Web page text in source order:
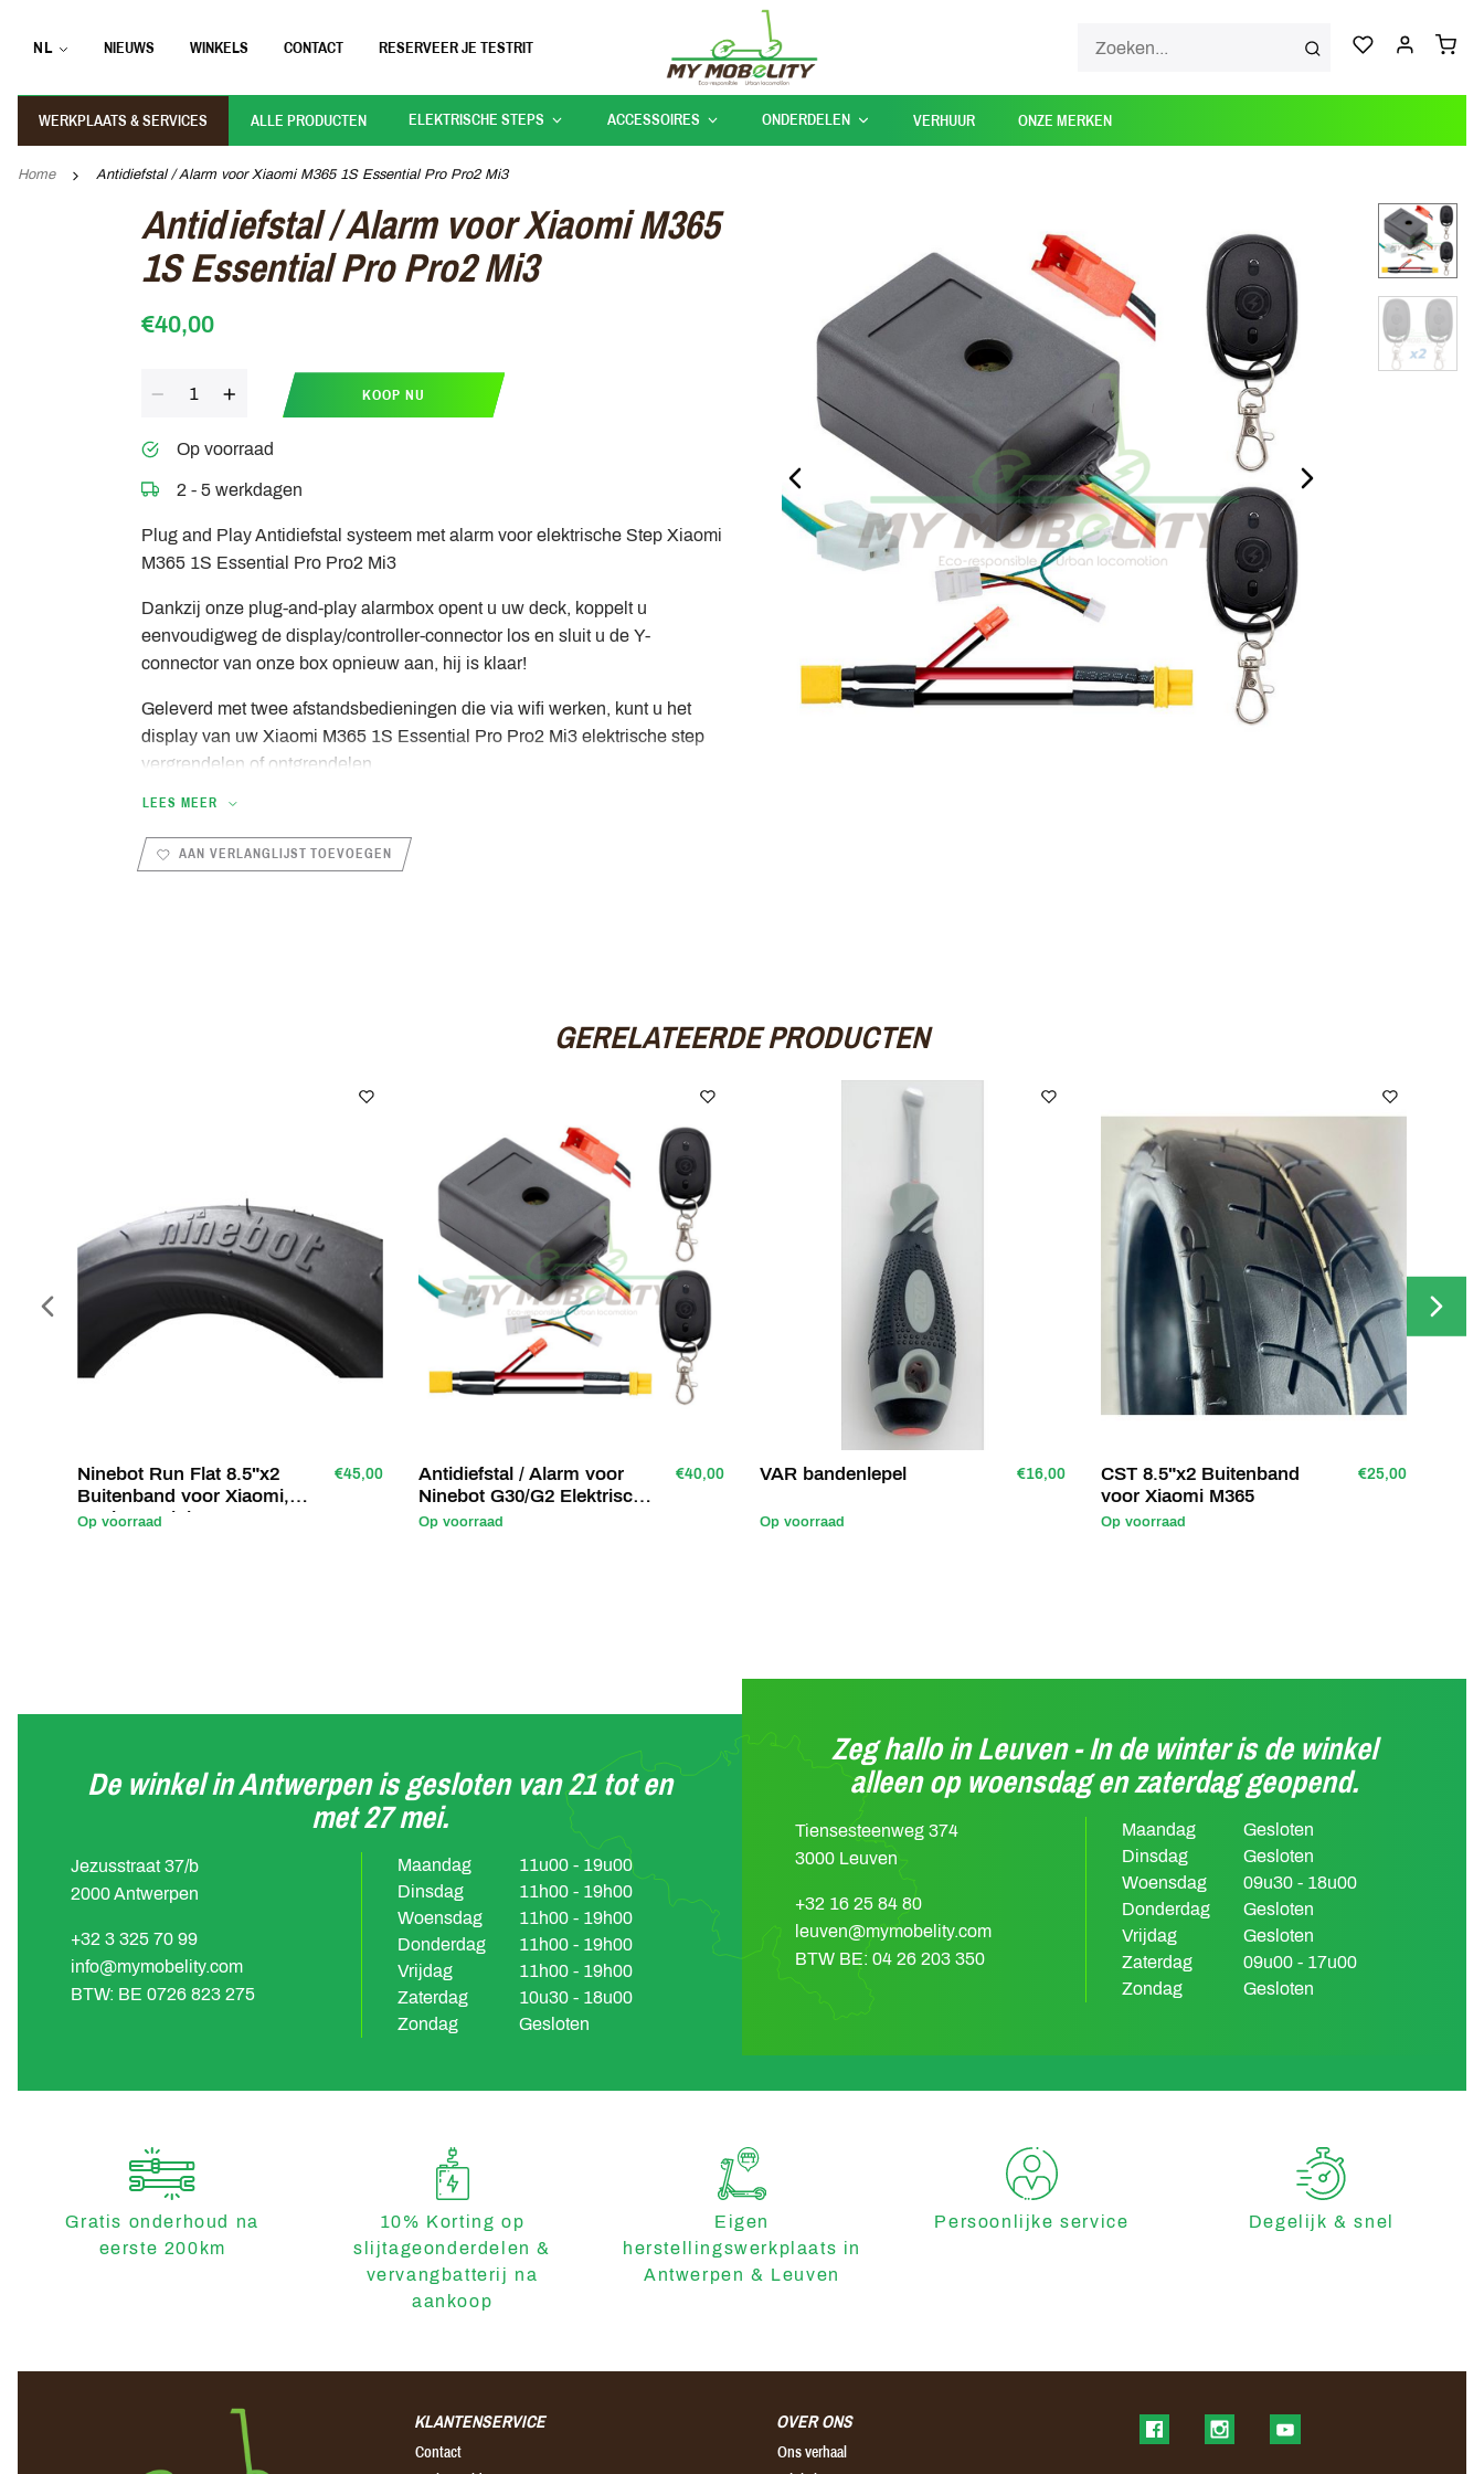
NL NIEUWS WINKELS CONTACT RESERVEER JE TESTRIT
WERKPLAATS & SERVICES ALLE PRODUCTEN ELEKTRISCHE STEPS ACCESSOIRES ONDERDELEN VERHUUR ONZE MERKEN
Home Antidiefstal / Alarm voor Xiaomi M365 1S Essential Pro Pro2 Mi3
Antidiefstal / Alarm voor Xiaomi M365
1S Essential Pro Pro2 Mi3
€40,00
KOOP NU
Op voorraad
2 - 5 werkdagen
Plug and Play Antidiefstal systeem met alarm voor elektrische Step Xiaomi
M365 1S Essential Pro Pro2 Mi3
Dankzij onze plug-and-play alarmbox opent u uw deck, koppelt u
eenvoudigweg de display/controller-connector los en sluit u de Y-
connector van onze box opnieuw aan, hij is klaar!
Geleverd met twee afstandsbedieningen die via wifi werken, kunt u het
display van uw Xiaomi M365 1S Essential Pro Pro2 Mi3 elektrische step
vergrendelen of ontgrendelen
Parkeer uw elektrische step veilig, niemand kan het scherm aanzetten! Dit
antidiefstalsysteem is tevens voorzien van een bewegingsdetectiesensor
die een alarm activeert zodra uw Xiaomi wordt verplaatst.
LEES MEER
AAN VERLANGLIJST TOEVOEGEN
PREVIOUS_SLIDE NEXT_SLIDE
GERELATEERDE PRODUCTEN
Ninebot Run Flat 8.5"x2
Buitenband voor Xiaomi,
Dualtron Mini...
€45,00
Op voorraad
Antidiefstal / Alarm voor
Ninebot G30/G2 Elektrische
step
€40,00
Op voorraad
VAR bandenlepel €16,00
Op voorraad
CST 8.5"x2 Buitenband
voor Xiaomi M365
€25,00
Op voorraad
De winkel in Antwerpen is gesloten van 21 tot en
met 27 mei.
Jezusstraat 37/b
2000 Antwerpen
+32 3 325 70 99
info@mymobelity.com
BTW: BE 0726 823 275
Maandag
11u00 - 19u00
Dinsdag
11h00 - 19h00
Woensdag
11h00 - 19h00
Donderdag
11h00 - 19h00
Vrijdag
11h00 - 19h00
Zaterdag
10u30 - 18u00
Zondag
Gesloten
Zeg hallo in Leuven - In de winter is de winkel
alleen op woensdag en zaterdag geopend.
Tiensesteenweg 374
3000 Leuven
+32 16 25 84 80
leuven@mymobelity.com
BTW BE: 04 26 203 350
Maandag
Gesloten
Dinsdag
Gesloten
Woensdag
09u30 - 18u00
Donderdag
Gesloten
Vrijdag
Gesloten
Zaterdag
09u00 - 17u00
Zondag
Gesloten
Gratis onderhoud na
eerste 200km
10% Korting op
slijtageonderdelen &
vervangbatterij na
aankoop
Eigen
herstellingswerkplaats in
Antwerpen & Leuven
Persoonlijke service Degelijk & snel
KLANTENSERVICE
Contact
OVER ONS
Ons verhaal
Find us on FacebookFind us on InstagramFind us on YouTube